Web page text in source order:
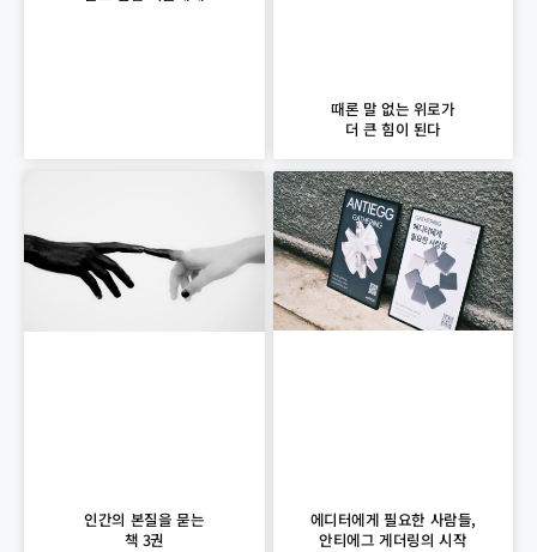
때론 말 없는 위로가
더 큰 힘이 된다
인간의 본질을 묻는
책 3권
에디터에게 필요한 사람들,
안티에그 게더링의 시작